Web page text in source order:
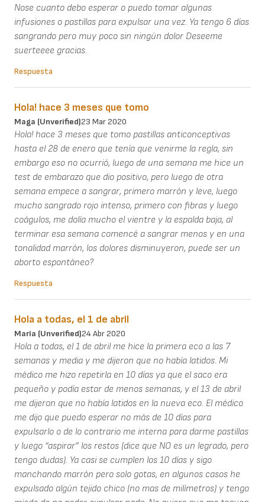
Nose cuanto debo esperar o puedo tomar algunas
infusiones o pastillas para expulsar una vez. Ya tengo 6 días
sangrando pero muy poco sin ningún dolor Deseeme
suerteeee gracias.
Respuesta
Hola! hace 3 meses que tomo
Maga (unverified)23 Mar 2020
Hola! hace 3 meses que tomo pastillas anticonceptivas
hasta el 28 de enero que tenía que venirme la regla, sin
embargo eso no ocurrió, luego de una semana me hice un
test de embarazo que dio positivo, pero luego de otra
semana empece a sangrar, primero marrón y leve, luego
mucho sangrado rojo intenso, primero con fibras y luego
coágulos, me dolía mucho el vientre y la espalda baja, al
terminar esa semana comencé a sangrar menos y en una
tonalidad marrón, los dolores disminuyeron, puede ser un
aborto espontáneo?
Respuesta
Hola a todas, el 1 de abril
María (unverified)24 Abr 2020
Hola a todas, el 1 de abril me hice la primera eco a las 7
semanas y media y me dijeron que no había latidos. Mi
médico me hizo repetirla en 10 días ya que el saco era
pequeño y podía estar de menos semanas, y el 13 de abril
me dijeron que no había latidos en la nueva eco. El médico
me dijo que puedo esperar no más de 10 días para
expulsarlo o de lo contrario me interna para darme pastillas
y luego “aspirar” los restos (dice que NO es un legrado, pero
tengo dudas). Ya casi se cumplen los 10 días y sigo
manchando marrón pero solo gotas, en algunos casos he
expulsado algún tejido chico (no mas de milímetros) y tengo